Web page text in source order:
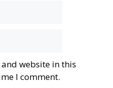
website in this
I comment.